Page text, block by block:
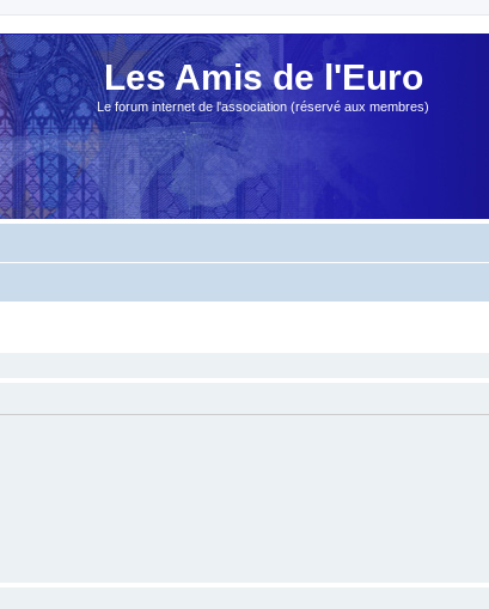
Les Amis de l'Euro
Le forum internet de l'association (réservé aux membres)